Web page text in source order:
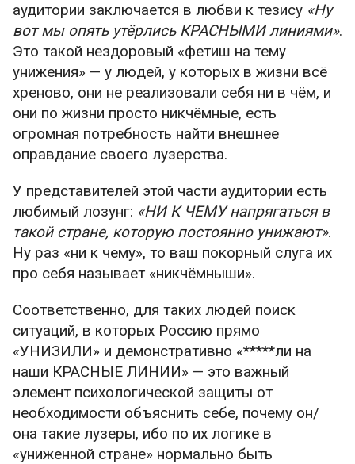
аудитории заключается в любви к тезису «Ну
вот мы опять утёрлись КРАСНЫМИ линиями».
Это такой нездоровый «фетиш на тему
унижения» — у людей, у которых в жизни всё
хреново, они не реализовали себя ни в чём, и
они по жизни просто никчёмные, есть
огромная потребность найти внешнее
оправдание своего лузерства.
У представителей этой части аудитории есть
любимый лозунг: «НИ К ЧЕМУ напрягаться в
такой стране, которую постоянно унижают».
Ну раз «ни к чему», то ваш покорный слуга их
про себя называет «никчёмныши».
Соответственно, для таких людей поиск
ситуаций, в которых Россию прямо
«УНИЗИЛИ» и демонстративно «*****ли на
наши КРАСНЫЕ ЛИНИИ» — это важный
элемент психологической защиты от
необходимости объяснить себе, почему он/
она такие лузеры, ибо по их логике в
«униженной стране» нормально быть